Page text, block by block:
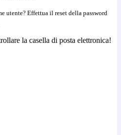
utente? Effettua il reset della password
la casella di posta elettronica!